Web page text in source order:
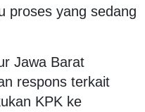
proses yang sedang
Jawa Barat
respons terkait
KPK ke